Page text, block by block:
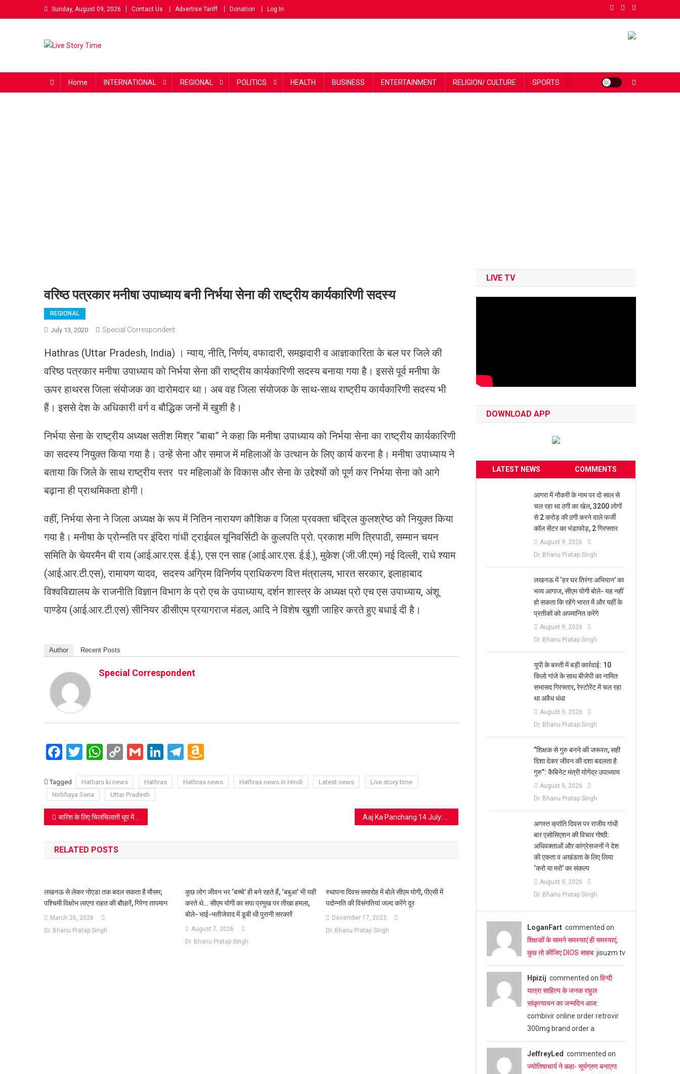
to
Sunday, August 09, 2026 Contact Us Advertise Tariff Donation Log In
Home INTERNATIONAL REGIONAL POLITICS HEALTH BUSINESS ENTERTAINMENT RELIGION/ CULTURE SPORTS
वरिष्ठ पत्रकार मनीषा उपाध्याय बनी निर्भया सेना की राष्ट्रीय कार्यकारिणी सदस्य
REGIONAL
July 13, 2020 Special Correspondent
Hathras (Uttar Pradesh, India) । न्याय, नीति, निर्णय, वफादारी, समझदारी व आज्ञाकारिता के बल पर जिले की
वरिष्ठ पत्रकार मनीषा उपाध्याय को निर्भया सेना की राष्ट्रीय कार्यकारिणी सदस्य बनाया गया है। इससे पूर्व मनीषा के
ऊपर हाथरस जिला संयोजक का दारोमदार था। अब वह जिला संयोजक के साथ-साथ राष्ट्रीय कार्यकारिणी सदस्य भी
हैं। इससे देश के अधिकारी वर्ग व बौद्धिक जनों में खुशी है।
निर्भया सेना के राष्ट्रीय अध्यक्ष सतीश मिश्र “बाबा” ने कहा कि मनीषा उपाध्याय को निर्भया सेना का राष्ट्रीय कार्यकारिणी
का सदस्य नियुक्त किया गया है। उन्हें सेना और समाज में महिलाओं के उत्थान के लिए कार्य करना है। मनीषा उपाध्याय ने
बताया कि जिले के साथ राष्ट्रीय स्तर पर महिलाओं के विकास और सेना के उद्देश्यों को पूर्ण कर निर्भया सेना को आगे
बढ़ाना ही प्राथमिकता होगी।
वहीं, निर्भया सेना ने जिला अध्यक्ष के रूप में नितिन नारायण कौशिक व जिला प्रवक्ता चंद्रिल कुलश्रेष्ठ को नियुक्त किया
गया है। मनीषा के प्रोन्नति पर इंदिरा गांधी ट्राईवल यूनिवर्सिटी के कुलपति प्रो. प्रकाश मणि त्रिपाठी, सम्मान चयन
समिति के चेयरमैन बी राय (आई.आर.एस. ई.ई.), एस एन साह (आई.आर.एस. ई.ई.), मुकेश (जी.जी.एम) नई दिल्ली, राधे श्याम
(आई.आर.टी.एस), रामायण यादव, सदस्य अग्रिम विनिर्णय प्राधिकरण वित्त मंत्रालय, भारत सरकार, इलाहाबाद
विश्वविद्यालय के राजनीति विज्ञान विभाग के प्रो एच के उपाध्याय, दर्शन शास्त्र के अध्यक्ष प्रो एच एस उपाध्याय, अंशू
पाण्डेय (आई.आर.टी.एस) सीनियर डीसीएम प्रयागराज मंडल, आदि ने विशेष खुशी जाहिर करते हुए बधाई दी है।
Author Recent Posts
Special Correspondent
Facebook
Twitter
WhatsApp
CopyGmailLinkedIn
Telegram
List
Tagged Hathars ki news Hathras Hathras news Hathras news in Hindi Latest news
Live story time
Nirbhaya Sena
Uttar Pradesh
Post
navigation
बारिश के लिए चिलचिलाती धूप में तप पर बैठी सात साल की बच्ची, देखें वीडियो
RELATED POSTS
लखनऊ से लेकर नोएडा तक बदल सकता है मौसम;
पश्चिमी विक्षोभ लाएगा राहत की बौछारें, गिरेगा तापमान
March 26, 2026
Dr. Bhanu Pratap Singh
कुछ लोग जीवन भर ‘बच्चे’ ही बने रहते हैं, ‘बबुआ’ भी यही
करते थे… सीएम योगी का सपा प्रमुख पर तीखा हमला,
बोले- भाई-भतीजेवाद में डूबी थी पुरानी सरकारें
August 7, 2026
Dr. Bhanu Pratap Singh
स्थापना दिवस समारोह में बोले सीएम योगी, पीएसी में
पदोन्नति की विसंगतियां जल्द करेंगे दूर
December 17, 2023
Dr. Bhanu Pratap Singh
LIVE TV
DOWNLOAD APP
LATEST NEWS COMMENTS
आगरा में नौकरी के नाम पर दो साल से
चल रहा था ठगी का खेल, 3200 लोगों
से 2 करोड़ की ठगी करने वाले फर्जी
कॉल सेंटर का भंडाफोड़, 2 गिरफ्तार
August 9, 2026
Dr. Bhanu Pratap Singh
लखनऊ में ‘हर घर तिरंगा अभियान’ का
भव्य आगाज, सीएम योगी बोले- यह नहीं
हो सकता कि रहेंगे भारत में और यहीं के
प्रतीकों को अपमानित करेंगे
August 9, 2026
Dr. Bhanu Pratap Singh
यूपी के बस्ती में बड़ी कार्रवाई: 10
किलो गांजे के साथ बीजेपी का नामित
सभासद गिरफ्तार, रेस्टोरेंट में चल रहा
था अवैध धंधा
August 9, 2026
Dr. Bhanu Pratap Singh
​”शिक्षक से गुरु बनने की जरूरत, सही
दिशा देकर जीवन की दशा बदलता है
गुरु”: कैबिनेट मंत्री योगेंद्र उपाध्याय
August 9, 2026
Dr. Bhanu Pratap Singh
अगस्त क्रांति दिवस पर राजीव गांधी
बार एसोसिएशन की विचार गोष्ठी:
अधिवक्ताओं और कांग्रेसजनों ने देश
की एकता व अखंडता के लिए लिया
‘करो या मरो’ का संकल्प
August 9, 2026
Dr. Bhanu Pratap Singh
LoganFartcommented on
शिक्षकों के सामने समस्याएं ही समस्याएं,
कुछ तो कीजिए DIOS साहब: jisuzm.tv
Hpizij commented on हिन्दी
यात्रा साहित्य के जनक राहुल
सांकृत्यायन का जन्‍मदिन आज:
combivir online order retrovir
300mg brand order a
JeffreyLed commented on
ज्योतिषाचार्य ने कहा- सूर्यग्रण बनाएगा